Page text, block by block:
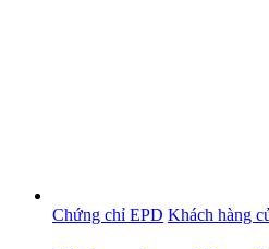
Chứng chỉ EPD Khách hàng